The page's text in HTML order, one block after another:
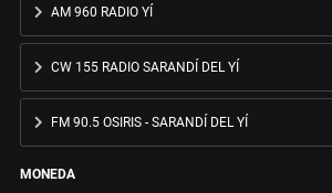
AM 960 RADIO YÍ
CW 155 RADIO SARANDÍ DEL YÍ
FM 90.5 OSIRIS - SARANDÍ DEL YÍ
MONEDA